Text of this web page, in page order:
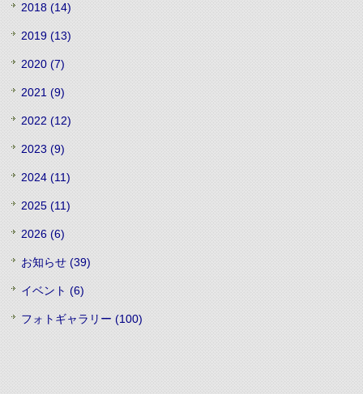
2018 (14)
2019 (13)
2020 (7)
2021 (9)
2022 (12)
2023 (9)
2024 (11)
2025 (11)
2026 (6)
お知らせ (39)
イベント (6)
フォトギャラリー (100)